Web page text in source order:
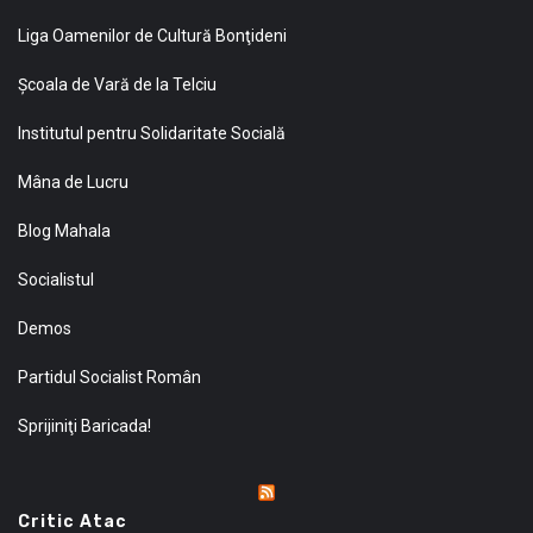
Liga Oamenilor de Cultură Bonţideni
Şcoala de Vară de la Telciu
Institutul pentru Solidaritate Socială
Mâna de Lucru
Blog Mahala
Socialistul
Demos
Partidul Socialist Român
Sprijiniţi Baricada!
Critic Atac